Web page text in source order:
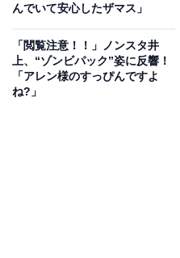
んでいて安心したザマス」
「閲覧注意！！」ノンスタ井
上、“ゾンビパック”姿に反響！
「アレン様のすっぴんですよ
ね?」